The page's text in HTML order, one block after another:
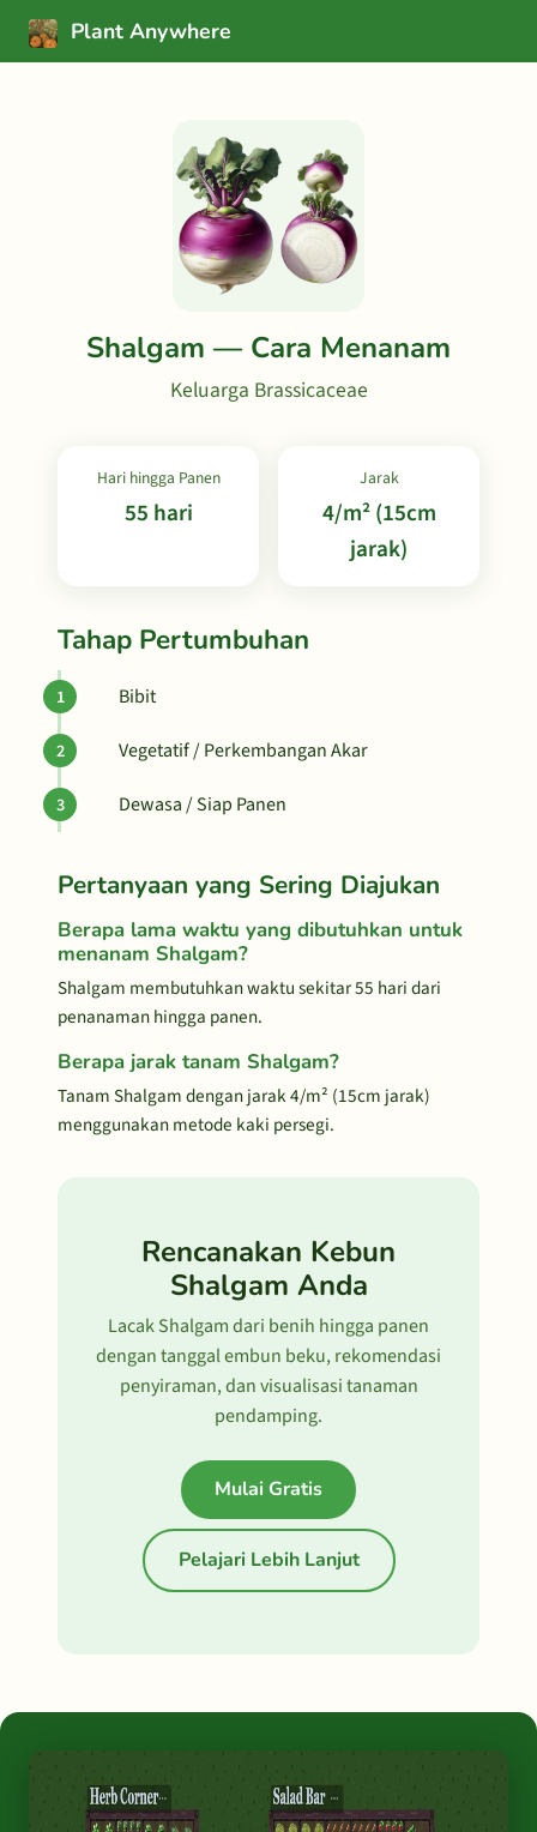
Plant Anywhere
Shalgam — Cara Menanam
Keluarga Brassicaceae
Hari hingga Panen
55 hari
Jarak
4/m² (15cm
jarak)
Tahap Pertumbuhan
Bibit
Vegetatif / Perkembangan Akar
Dewasa / Siap Panen
Pertanyaan yang Sering Diajukan
Berapa lama waktu yang dibutuhkan untuk
menanam Shalgam?
Shalgam membutuhkan waktu sekitar 55 hari dari
penanaman hingga panen.
Berapa jarak tanam Shalgam?
Tanam Shalgam dengan jarak 4/m² (15cm jarak)
menggunakan metode kaki persegi.
Rencanakan Kebun
Shalgam Anda
Lacak Shalgam dari benih hingga panen
dengan tanggal embun beku, rekomendasi
penyiraman, dan visualisasi tanaman
pendamping.
Mulai Gratis
Pelajari Lebih Lanjut